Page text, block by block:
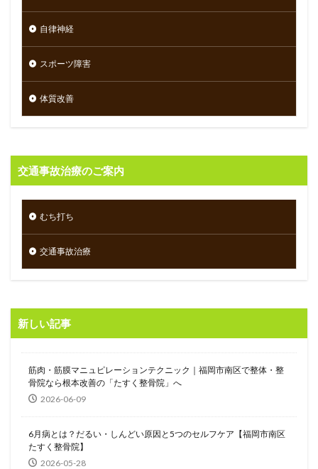
自律神経
スポーツ障害
体質改善
交通事故治療のご案内
むち打ち
交通事故治療
新しい記事
筋肉・筋膜マニュピレーションテクニック｜福岡市南区で整体・整
骨院なら根本改善の「たすく整骨院」へ
2026-06-09
6月病とは？だるい・しんどい原因と5つのセルフケア【福岡市南区
たすく整骨院】
2026-05-28